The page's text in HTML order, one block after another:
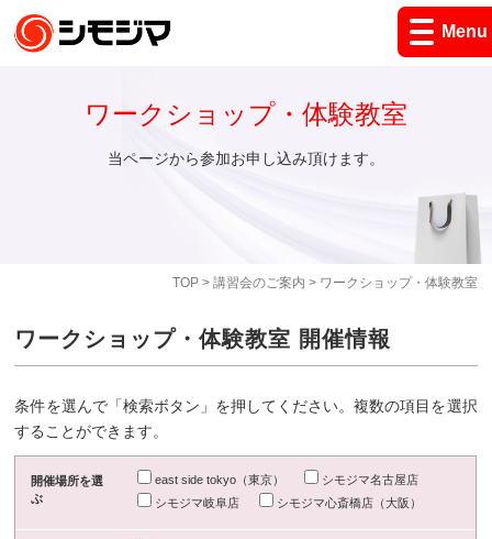
Menu
TOP> 講習会のご案内 > ワークショップ・体験教室
ワークショップ・体験教室
当ページから参加お申し込み頂けます。
ワークショップ・体験教室 開催情報
条件を選んで「検索ボタン」を押してください。複数の項目を選択
することができます。
開催場所を選
ぶ
east side tokyo（東京）
シモジマ名古屋店
シモジマ岐阜店
シモジマ心斎橋店（大阪）